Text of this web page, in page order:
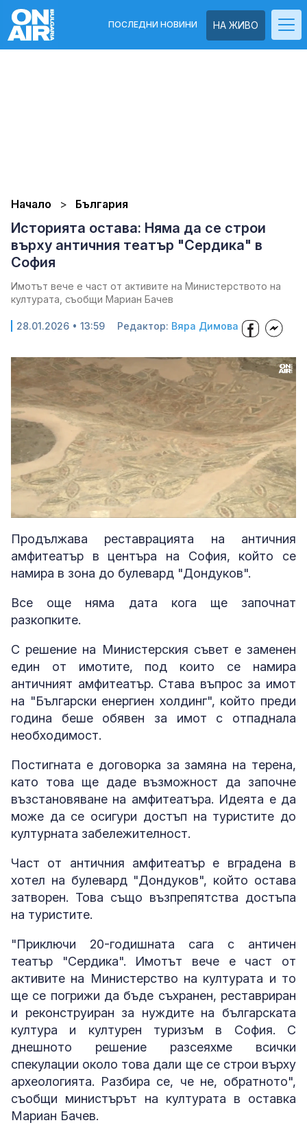
НА ЖИВО
ПОСЛЕДНИ НОВИНИ
Начало България
Историята остава: Няма да се строи
върху античния театър "Сердика" в
София
Имотът вече е част от активите на Министерството на
културата, съобщи Мариан Бачев
28.01.2026 • 13:59 Редактор: Вяра Димова
Unmute Loaded :
Продължава реставрацията на античния
амфитеатър в центъра на София, който се
намира в зона до булевард "Дондуков".
Все още няма дата кога ще започнат
разкопките.
С решение на Министерския съвет е заменен
един от имотите, под които се намира
античният амфитеатър. Става въпрос за имот
на "Български енергиен холдинг", който преди
година беше обявен за имот с отпаднала
необходимост.
Постигната е договорка за замяна на терена,
като това ще даде възможност да започне
възстановяване на амфитеатъра. Идеята е да
може да се осигури достъп на туристите до
културната забележителност.
Част от античния амфитеатър е вградена в
хотел на булевард "Дондуков", който остава
затворен. Това също възпрепятства достъпа
на туристите.
"Приключи 20-годишната сага с античен
театър "Сердика". Имотът вече е част от
активите на Министерство на културата и то
ще се погрижи да бъде съхранен, реставриран
и реконструиран за нуждите на българската
култура и културен туризъм в София. С
днешното решение разсеяхме всички
спекулации около това дали ще се строи върху
археологията. Разбира се, че не, обратното",
съобщи министърът на културата в оставка
Мариан Бачев.